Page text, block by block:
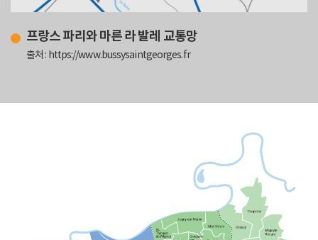
프랑스 파리와 마른 라 발레 교통망
출처 : https://www.bussysaintgeorges.fr